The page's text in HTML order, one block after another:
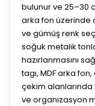
bulunur ve 25–30
arka fon üzerinde
ve gümüş renk
soğuk metalik
hazırlanmasını
tagı, MDF arka
çekim alanlarında
ve organizasyon